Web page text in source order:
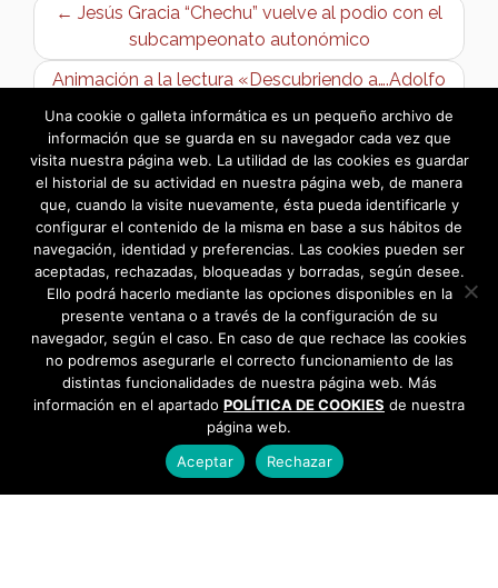
← Jesús Gracia “Chechu” vuelve al podio con el
subcampeonato autonómico
Animación a la lectura «Descubriendo a….Adolfo
López y al profesor Don Chon Chon» →
Una cookie o galleta informática es un pequeño archivo de
información que se guarda en su navegador cada vez que
visita nuestra página web. La utilidad de las cookies es guardar
el historial de su actividad en nuestra página web, de manera
que, cuando la visite nuevamente, ésta pueda identificarle y
configurar el contenido de la misma en base a sus hábitos de
navegación, identidad y preferencias. Las cookies pueden ser
aceptadas, rechazadas, bloqueadas y borradas, según desee.
Ello podrá hacerlo mediante las opciones disponibles en la
presente ventana o a través de la configuración de su
navegador, según el caso. En caso de que rechace las cookies
no podremos asegurarle el correcto funcionamiento de las
distintas funcionalidades de nuestra página web. Más
información en el apartado POLÍTICA DE COOKIES de nuestra
página web.
Aceptar
Rechazar